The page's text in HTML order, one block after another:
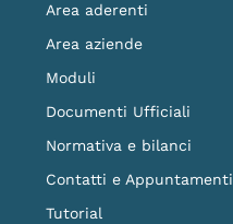
Area aderenti
Area aziende
Moduli
Documenti Ufficiali
Normativa e bilanci
Contatti e Appuntamenti
Tutorial